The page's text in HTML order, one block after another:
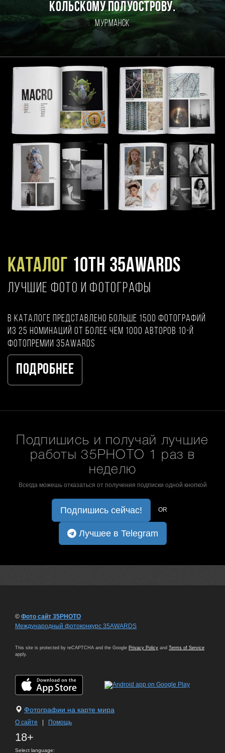
КОЛЬСКОМУ ПОЛУОСТРОВУ.
Мурманск
Каталог 10TH 35AWARDS
ЛУЧШИЕ ФОТО И ФОТОГРАФЫ
В каталоге представлено больше 1500 фотографий
из 25 номинаций от более чем 1000 авторов 10-й
фотопремии 35AWARDS
Подробнее
Подпишись и получай лучшие
работы 35PHOTO 1 раз в
неделю
Всегда можешь отказаться от получения подписки одной кнопкой
Подпишись сейчас! OR
Лучшее в Telegram
© Фото сайт 35PHOTO
Международный фотоконкурс 35AWARDS
This site is protected by reCAPTCHA and the Google Privacy Policy and Terms of Service
apply.
Фотографии на карте мира
О сайте Помощь
18+
Select language: